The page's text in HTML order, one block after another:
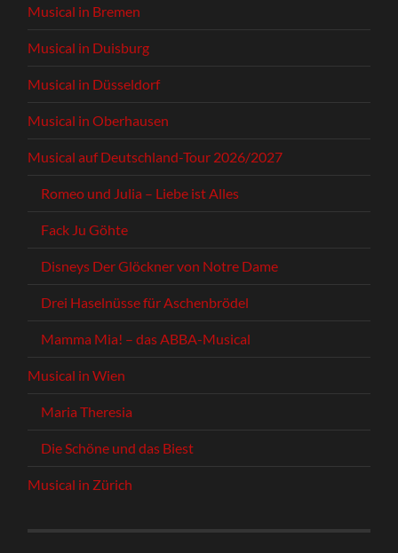
Musical in Bremen
Musical in Duisburg
Musical in Düsseldorf
Musical in Oberhausen
Musical auf Deutschland-Tour 2026/2027
Romeo und Julia – Liebe ist Alles
Fack Ju Göhte
Disneys Der Glöckner von Notre Dame
Drei Haselnüsse für Aschenbrödel
Mamma Mia! – das ABBA-Musical
Musical in Wien
Maria Theresia
Die Schöne und das Biest
Musical in Zürich